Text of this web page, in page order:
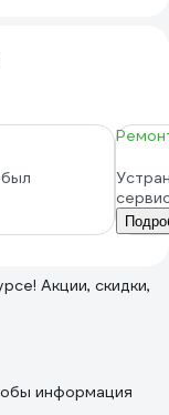
Акции, скидки,
информация